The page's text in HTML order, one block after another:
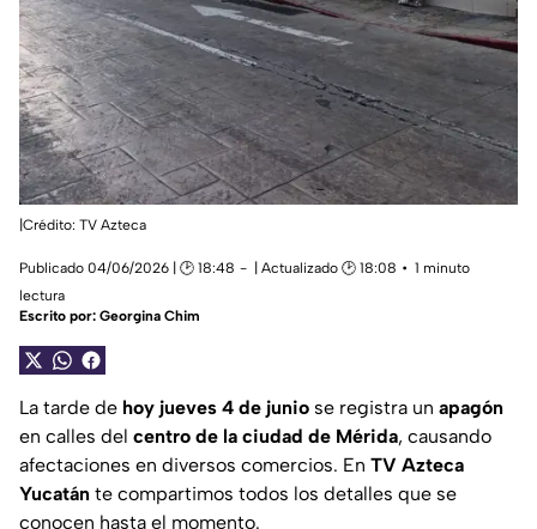
|Crédito: TV Azteca
Publicado 04/06/2026 | 🕑 18:48 | Actualizado 🕑 18:08
1 minuto
lectura
Escrito por: Georgina Chim
La tarde de hoy jueves 4 de junio se registra un apagón
en calles del centro de la ciudad de Mérida, causando
afectaciones en diversos comercios. En TV Azteca
Yucatán te compartimos todos los detalles que se
conocen hasta el momento.